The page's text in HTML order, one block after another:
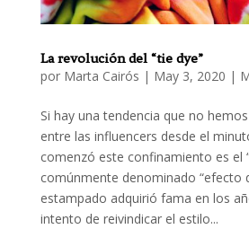
La revolución del “tie dye”
por Marta Cairós | May 3, 2020 |
Si hay una tendencia que no
entre las influencers desde el
comenzó este confinamiento es el
comúnmente denominado “efecto
estampado adquirió fama en los
intento de reivindicar el estilo...